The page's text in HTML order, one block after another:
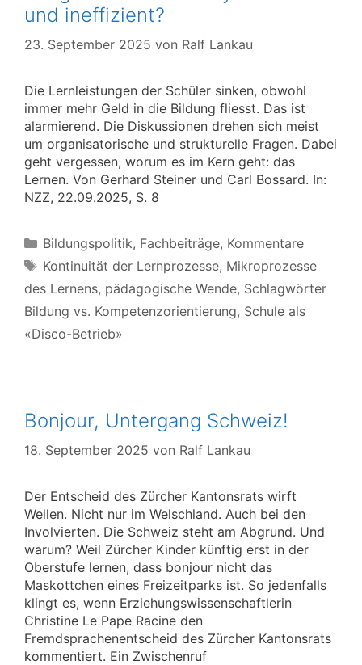
und ineffizient?
23. September 2025 von Ralf Lankau
Die Lernleistungen der Schüler sinken, obwohl
immer mehr Geld in die Bildung fliesst. Das ist
alarmierend. Die Diskussionen drehen sich meist
um organisatorische und strukturelle Fragen. Dabei
geht vergessen, worum es im Kern geht: das
Lernen. Von Gerhard Steiner und Carl Bossard. In:
NZZ, 22.09.2025, S. 8
Kategorien
Bildungspolitik, Fachbeiträge, Kommentare
Schlagwörter
Kontinuität der Lernprozesse, Mikroprozesse
des Lernens, pädagogische Wende, Schlagwörter
Bildung vs. Kompetenzorientierung, Schule als
«Disco-Betrieb»
Bonjour, Untergang Schweiz!
18. September 2025 von Ralf Lankau
Der Entscheid des Zürcher Kantonsrats wirft
Wellen. Nicht nur im Welschland. Auch bei den
Involvierten. Die Schweiz steht am Abgrund. Und
warum? Weil Zürcher Kinder künftig erst in der
Oberstufe lernen, dass bonjour nicht das
Maskottchen eines Freizeitparks ist. So jedenfalls
klingt es, wenn Erziehungswissenschaftlerin
Christine Le Pape Racine den
Fremdsprachenentscheid des Zürcher Kantonsrats
kommentiert. Ein Zwischenruf